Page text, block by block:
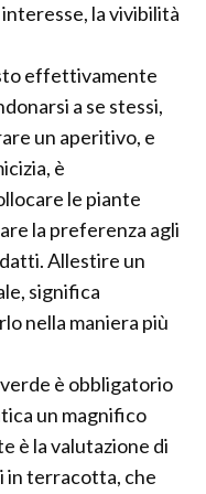
la vivibilità
effettivamente
a se stessi,
un aperitivo, e
è
le piante
la preferenza agli
Allestire un
significa
nella maniera più
è obbligatorio
un magnifico
è la valutazione di
in terracotta, che